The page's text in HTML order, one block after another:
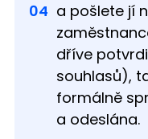
a pošlete jí
dříve
souhlasů),
formálně
a odeslána.